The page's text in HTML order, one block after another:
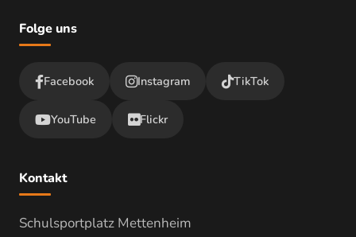
Folge uns
Facebook Instagram TikTok
YouTube Flickr
Kontakt
Schulsportplatz Mettenheim